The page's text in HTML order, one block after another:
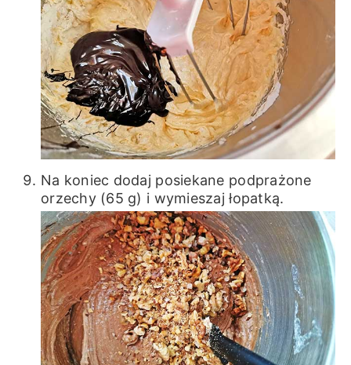
Na koniec dodaj posiekane podprażone
orzechy (65 g) i wymieszaj łopatką.